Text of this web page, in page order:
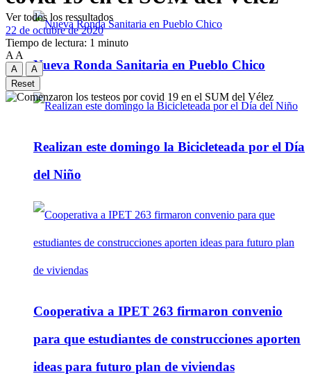
Nueva Ronda Sanitaria en Pueblo Chico
Realizan este domingo la Bicicleteada por el Día
del Niño
Cooperativa a IPET 263 firmaron convenio
para que estudiantes de construcciones aporten
ideas para futuro plan de viviendas
Ver todos los ressultados
22 de octubre de 2020
Tiempo de lectura: 1 minuto
A A
A
A
Reset